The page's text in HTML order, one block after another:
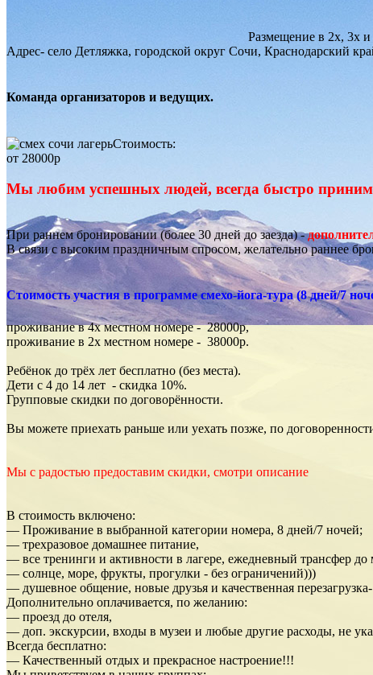
Размещение в 2х, 3х
Адрес- село Детляжка, городской округ Сочи, Краснодарский
Команда организаторов и ведущих.
Стоимость:
от 28000р
Мы любим успешных людей, всегда быстро
При раннем бронировании (более 30 дней до заезда) -
В связи с высоким праздничным спросом, желательно раннее
Стоимость участия в программе смехо-йога-тура (8 дней/7
проживание в 4х местном номере - 28000р,
проживание в 2х местном номере - 38000р.
Ребёнок до трёх лет бесплатно (без места).
Дети с 4 до 14 лет - скидка 10%.
Групповые скидки по договорённости.
Вы можете приехать раньше или уехать позже, по
Мы с радостью предоставим скидки, смотри описание
В стоимость включено:
— Проживание в выбранной категории номера, 8 дней/7 ночей;
— трехразовое домашнее питание,
— все тренинги и активности в лагере, ежедневный трансфер
— солнце, море, фрукты, прогулки - без ограничений)))
— душевное общение, новые друзья и качественная
Дополнительно оплачивается, по желанию:
— проезд до отеля,
— доп. экскурсии, входы в музеи и любые другие расходы, не
Всегда бесплатно:
— Качественный отдых и прекрасное настроение!!!